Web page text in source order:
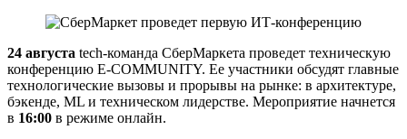
24 августа tech-команда СберМаркета проведет техническую
конференцию E-COMMUNITY. Ее участники обсудят главные
технологические вызовы и прорывы на рынке: в архитектуре,
бэкенде, ML и техническом лидерстве. Мероприятие начнется
в 16:00 в режиме онлайн.